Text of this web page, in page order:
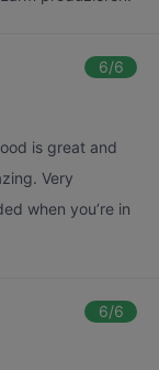
6/6
is great and
Very
when you’re in
6/6